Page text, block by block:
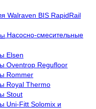
Walraven BIS RapidRail
Насосно-смесительные
Elsen
Oventrop Regufloor
Rommer
Royal Thermo
Stout
Uni-Fitt Solomix и